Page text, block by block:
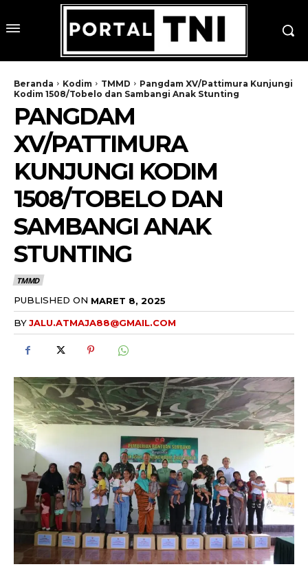
Beranda Kodim TMMD
Pangdam XV/Pattimura Kunjungi
Kodim 1508/Tobelo dan Sambangi Anak Stunting
PANGDAM
XV/PATTIMURA
KUNJUNGI KODIM
1508/TOBELO DAN
SAMBANGI ANAK
STUNTING
TMMD
PUBLISHED ON MARET 8, 2025
BYJALU.ATMAJA88@GMAIL.COM